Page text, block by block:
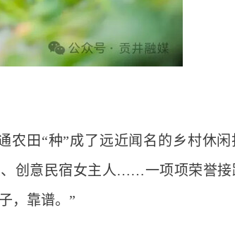
农田“种”成了远近闻名的乡村休闲
创意民宿女主人……一项项荣誉接
，靠谱。”